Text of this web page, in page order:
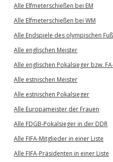
Alle Elfmeterschießen bei EM
Alle Elfmeterschießen bei WM
Alle Endspiele des olympischen
Alle englischen Meister
Alle englischen Pokalsieger bzw.
Alle estnischen Meister
Alle estnischen Pokalsieger
Alle Europameister der Frauen
Alle FDGB-Pokalsieger in der DDR
Alle FIFA-Mitglieder in einer Liste
Alle FIFA-Präsidenten in einer Liste